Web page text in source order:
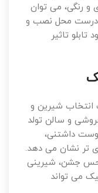
و رنگی، می توان
درست محل نصب و
تاثیر
شیرین و
و سالن تولد
داشتنی،
تر نشان می دهد.
حس جشن، شیرینی
می تواند